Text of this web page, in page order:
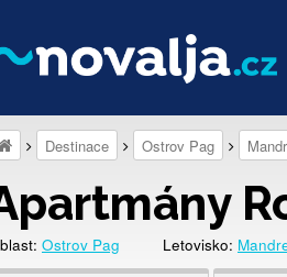
Destinace Ostrov Pag
Ostrov Pag Letovisko: